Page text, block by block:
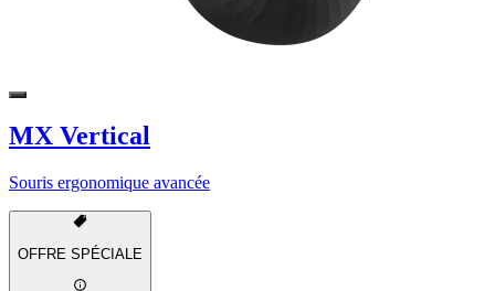
MX Vertical
Souris ergonomique avancée
OFFRE SPÉCIALE